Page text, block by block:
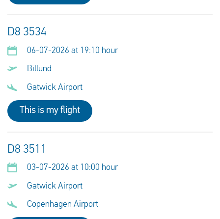
D8 3534
06-07-2026 at 19:10 hour
Billund
Gatwick Airport
This is my flight
D8 3511
03-07-2026 at 10:00 hour
Gatwick Airport
Copenhagen Airport